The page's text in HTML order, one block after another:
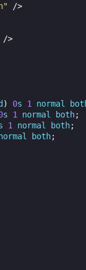
/>
/>
) 0s 1 normal
s 1 normal both;
1 normal both;
both;